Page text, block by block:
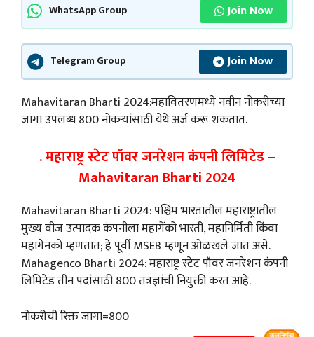
WhatsApp Group Join Now
Telegram Group Join Now
Mahavitaran Bharti 2024:महावितरणमध्ये नवीन नोकरीच्या
जागा उपलब्ध 800 नोकऱ्यांसाठी येथे अर्ज करू शकतात.
. महाराष्ट्र स्टेट पॉवर जनरेशन कंपनी लिमिटेड –
Mahavitaran Bharti 2024
Mahavitaran Bharti 2024: पश्चिम भारतातील महाराष्ट्रातील
मुख्य वीज उत्पादक कंपनीला महागेंको भारती, महानिर्मिती किंवा
महागेनको म्हणतात; हे पूर्वी MSEB म्हणून ओळखले जात असे.
Mahagenco Bharti 2024: महाराष्ट्र स्टेट पॉवर जनरेशन कंपनी
लिमिटेड तीन पदांसाठी 800 तंत्रज्ञांची नियुक्ती करत आहे.
नोकरीची रिक्त जागा=800